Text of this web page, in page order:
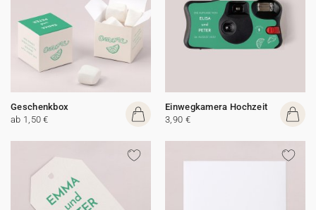
Geschenkbox
ab 1,50 €
Einwegkamera Hochzeit
3,90 €